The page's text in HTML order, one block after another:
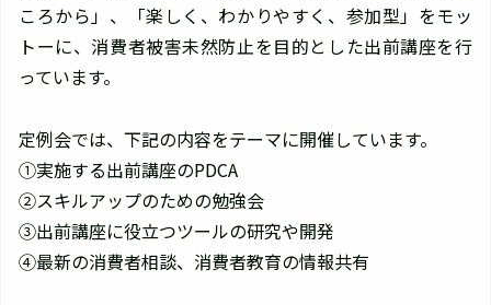
ころから」、「楽しく、わかりやすく、参加型」をモッ
トーに、消費者被害未然防止を目的とした出前講座を行
っています。
定例会では、下記の内容をテーマに開催しています。
①実施する出前講座のPDCA
②スキルアップのための勉強会
③出前講座に役立つツールの研究や開発
④最新の消費者相談、消費者教育の情報共有